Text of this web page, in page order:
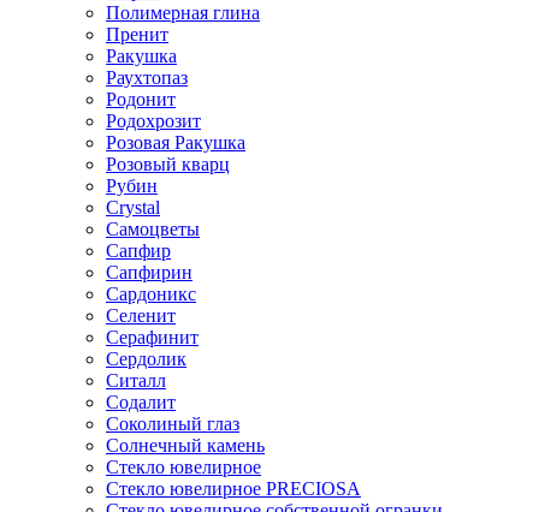
Полимерная глина
Пренит
Ракушка
Раухтопаз
Родонит
Родохрозит
Розовая Ракушка
Розовый кварц
Рубин
Сrystal
Самоцветы
Сапфир
Сапфирин
Сардоникс
Селенит
Серафинит
Сердолик
Ситалл
Содалит
Соколиный глаз
Солнечный камень
Стекло ювелирное
Стекло ювелирное PRECIOSA